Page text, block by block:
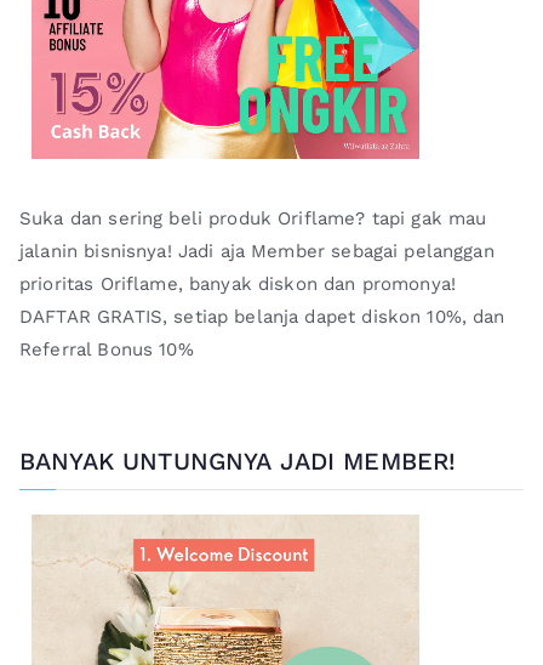
Suka dan sering beli produk Oriflame? tapi gak mau
jalanin bisnisnya! Jadi aja Member sebagai pelanggan
prioritas Oriflame, banyak diskon dan promonya!
DAFTAR GRATIS, setiap belanja dapet diskon 10%, dan
Referral Bonus 10%
BANYAK UNTUNGNYA JADI MEMBER!